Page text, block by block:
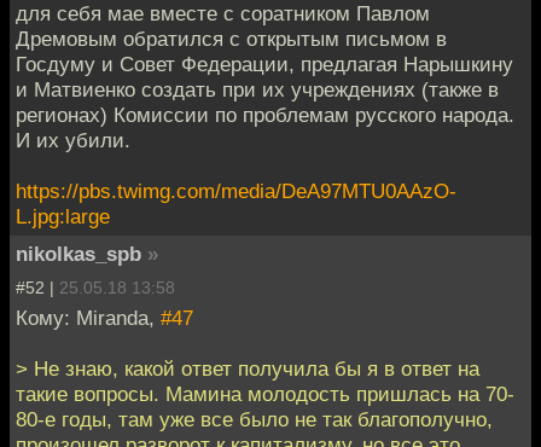
для себя мае вместе с соратником Павлом
Дремовым обратился с открытым письмом в
Госдуму и Совет Федерации, предлагая Нарышкину
и Матвиенко создать при их учреждениях (также в
регионах) Комиссии по проблемам русского народа.
И их убили.
https://pbs.twimg.com/media/DeA97MTU0AAzO-
L.jpg:large
nikolkas_spb »
#52 | 25.05.18 13:58
Кому: Miranda, #47
> Не знаю, какой ответ получила бы я в ответ на
такие вопросы. Мамина молодость пришлась на 70-
80-е годы, там уже все было не так благополучно,